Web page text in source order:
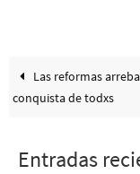
Las reformas
conquista de todxs
Entradas